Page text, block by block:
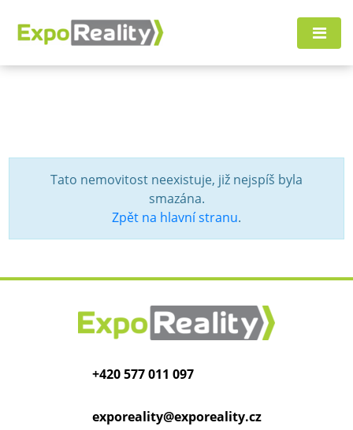
Tato nemovitost neexistuje, již nejspíš byla
smazána.
Zpět na hlavní stranu.
+420 577 011 097
exporeality@exporeality.cz